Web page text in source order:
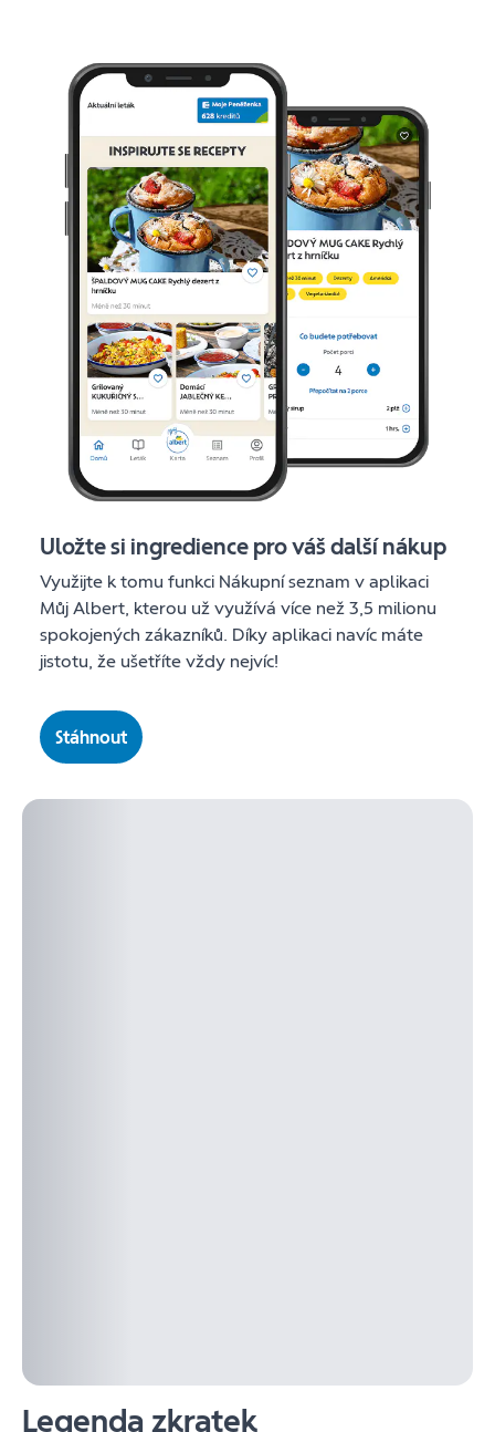
Uložte si ingredience pro váš další nákup
Využijte k tomu funkci Nákupní seznam v aplikaci
Můj Albert, kterou už využívá více než 3,5 milionu
spokojených zákazníků. Díky aplikaci navíc máte
jistotu, že ušetříte vždy nejvíc!
Stáhnout
Legenda zkratek